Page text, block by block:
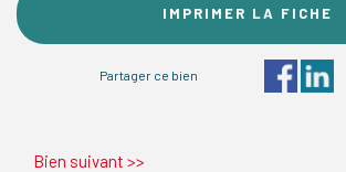
IMPRIMER LA FICHE
Partager ce bien
Bien suivant >>